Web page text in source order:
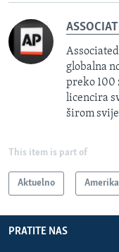
globalna
preko 100
licencira
širom
This item is part of
Aktuelno Amerika
PRATITE NAS